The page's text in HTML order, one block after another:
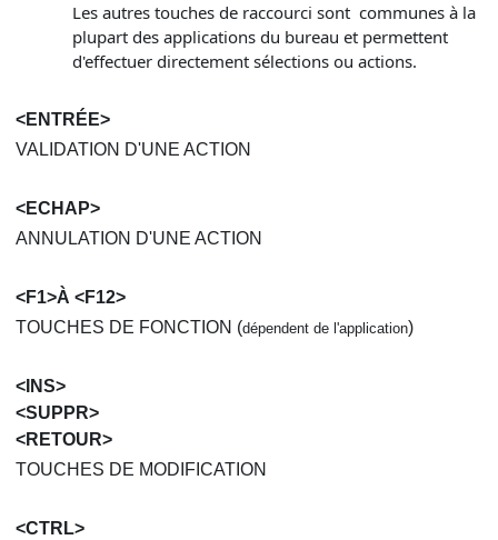
Les autres touches de raccourci sont communes à la
plupart des applications du bureau et permettent
d'effectuer directement sélections ou actions.
<ENTRÉE>
VALIDATION D'UNE ACTION
<ECHAP>
ANNULATION D'UNE ACTION
<F1>À <F12>
TOUCHES DE FONCTION (dépendent de l'application)
<INS>
<SUPPR>
<RETOUR>
TOUCHES DE MODIFICATION
<CTRL>